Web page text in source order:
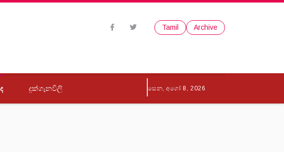
Tamil Archive
දුක්ගැනවිලි සෙන, අගෝ 8, 2026